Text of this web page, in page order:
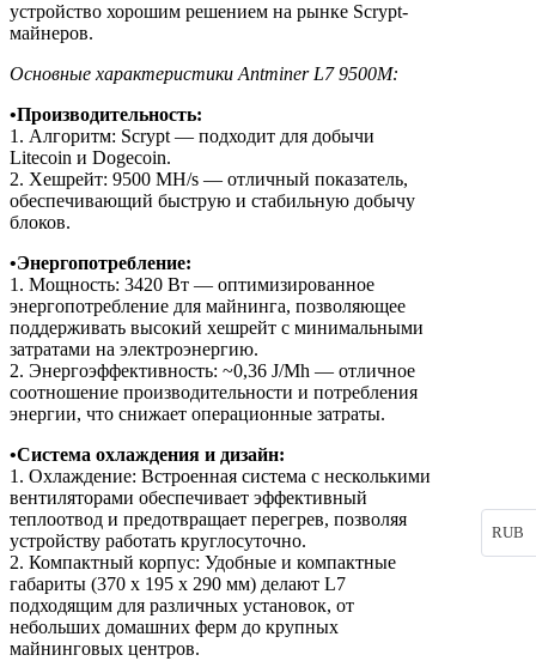
устройство хорошим решением на рынке Scrypt-
майнеров.
Основные характеристики Antminer L7 9500M:
•Производительность:
1. Алгоритм: Scrypt — подходит для добычи
Litecoin и Dogecoin.
2. Хешрейт: 9500 MH/s — отличный показатель,
обеспечивающий быструю и стабильную добычу
блоков.
•Энергопотребление:
1. Мощность: 3420 Вт — оптимизированное
энергопотребление для майнинга, позволяющее
поддерживать высокий хешрейт с минимальными
затратами на электроэнергию.
2. Энергоэффективность: ~0,36 J/Mh — отличное
соотношение производительности и потребления
энергии, что снижает операционные затраты.
•Система охлаждения и дизайн:
1. Охлаждение: Встроенная система с несколькими
вентиляторами обеспечивает эффективный
теплоотвод и предотвращает перегрев, позволяя
устройству работать круглосуточно.
2. Компактный корпус: Удобные и компактные
габариты (370 х 195 х 290 мм) делают L7
подходящим для различных установок, от
небольших домашних ферм до крупных
майнинговых центров.
RUB